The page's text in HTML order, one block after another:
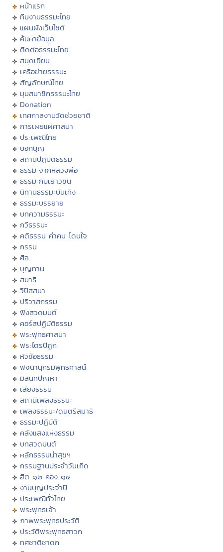
หน้าแรก
ทีมงานธรรมะไทย
แผนผังเว็บไซต์
ค้นหาข้อมูล
ติดต่อธรรมะไทย
สมุดเยี่ยม
เครือข่ายธรรมะ
สัญลักษณ์ไทย
มุมสมาชิกธรรมะไทย
Donation
เทศกาลงานวัดช่วยชาติ
การเผยแผ่ศาสนา
ประเพณีไทย
บอกบุญ
สถานปฏิบัติธรรม
ธรรมะจากหลวงพ่อ
ธรรมะกับเยาวชน
นิทานธรรมะบันเทิง
ธรรมะบรรยาย
บทความธรรมะ
กวีธรรมะ
คติธรรม คำคม โดนใจ
กรรม
ศีล
บุญทาน
สมาธิ
วิปัสสนา
ปริวาสกรรม
ฟังสวดมนต์
คอร์สปฏิบัติธรรม
พระพุทธศาสนา
พระไตรปิฏก
หัวข้อธรรม
พจนานุกรมพุทธศาสน์
มิลินทปัญหา
เสียงธรรม
สถานีเพลงธรรมะ
เพลงธรรมะ/ดนตรีสมาธิ
ธรรมะปฏิบัติ
คลังแสงแห่งธรรม
บทสวดมนต์
หลักธรรมนำสุขฯ
กรรมฐานประจำวันเกิด
ฮีต ๑๒ คอง ๑๔
งานบุญประจำปี
ประเพณีทั่วไทย
พระพุทธเจ้า
ภาพพระพุทธประวัติ
ประวัติพระพุทธสาวก
ทศชาติชาดก